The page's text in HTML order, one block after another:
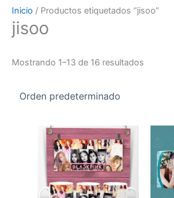
Inicio / Productos etiquetados “jisoo”
jisoo
Mostrando 1–13 de 16 resultados